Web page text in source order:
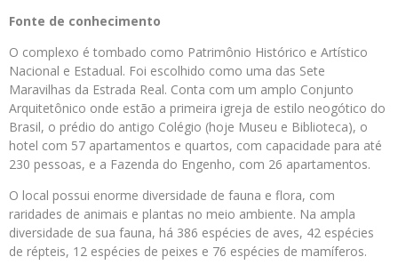
Fonte de conhecimento
O complexo é tombado como Patrimônio Histórico e Artístico
Nacional e Estadual. Foi escolhido como uma das Sete
Maravilhas da Estrada Real. Conta com um amplo Conjunto
Arquitetônico onde estão a primeira igreja de estilo neogótico do
Brasil, o prédio do antigo Colégio (hoje Museu e Biblioteca), o
hotel com 57 apartamentos e quartos, com capacidade para até
230 pessoas, e a Fazenda do Engenho, com 26 apartamentos.
O local possui enorme diversidade de fauna e flora, com
raridades de animais e plantas no meio ambiente. Na ampla
diversidade de sua fauna, há 386 espécies de aves, 42 espécies
de répteis, 12 espécies de peixes e 76 espécies de mamíferos.